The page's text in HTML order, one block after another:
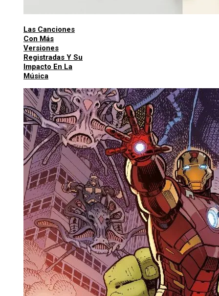
Las Canciones
Con Más
Versiones
Registradas Y Su
Impacto En La
Música